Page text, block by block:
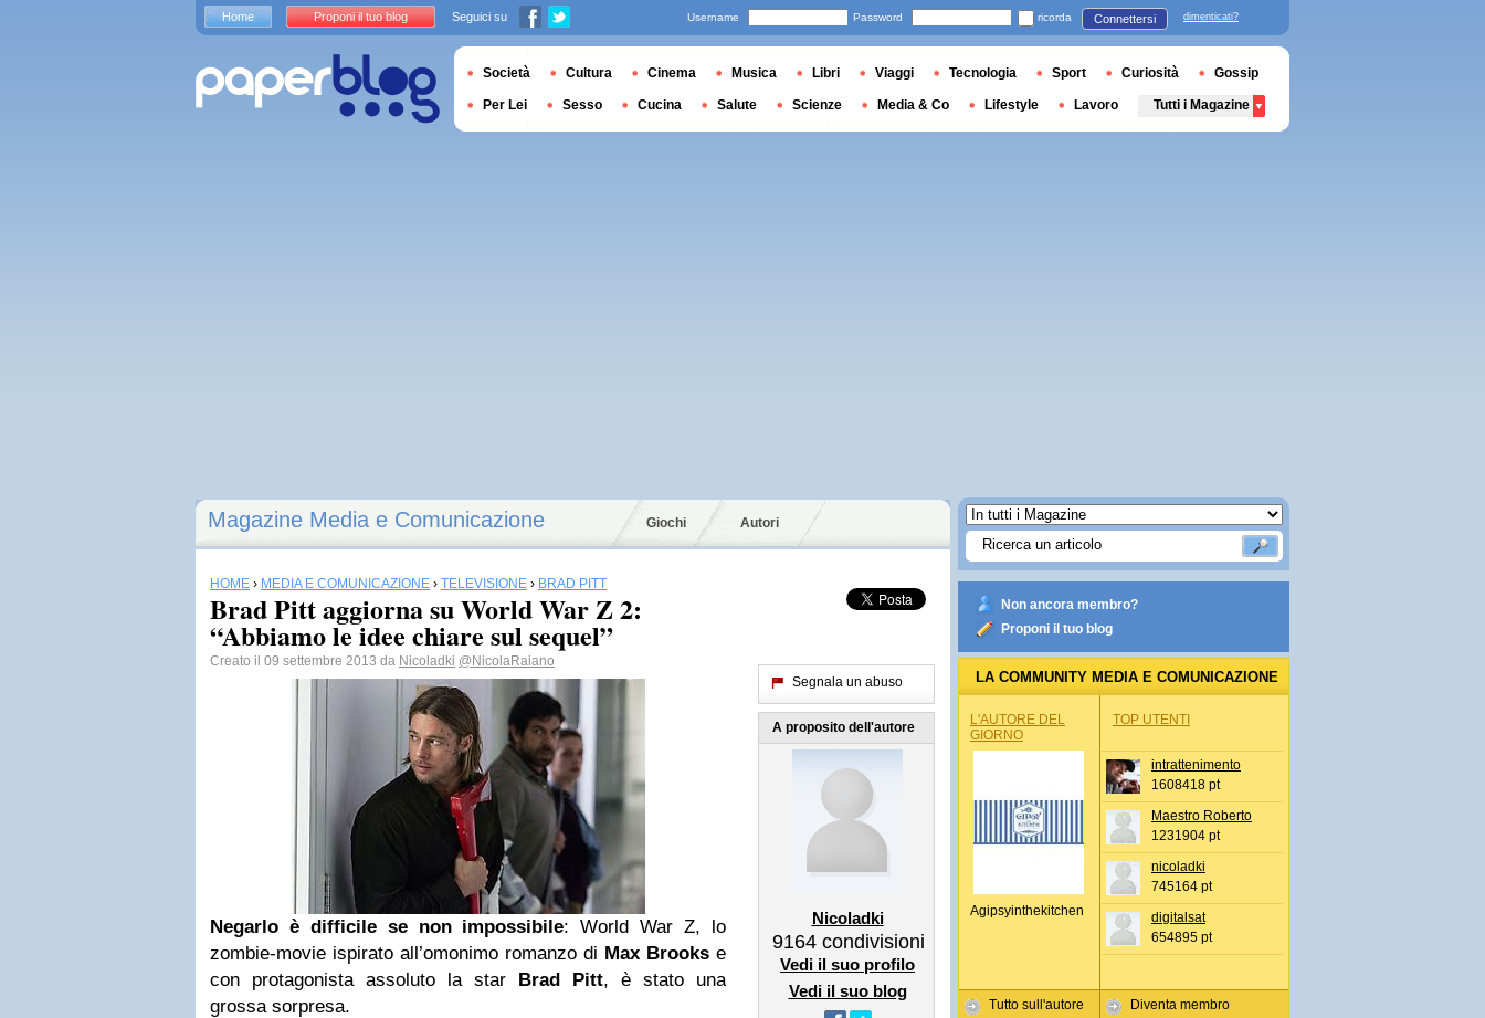
Magazine Media e Comunicazione Giochi Autori
HOME › MEDIA E COMUNICAZIONE › TELEVISIONE › BRAD PITT
Brad Pitt aggiorna su World War Z 2:
“Abbiamo le idee chiare sul sequel”
Creato il 09 settembre 2013 da Nicoladki @NicolaRaiano
Negarlo è difficile se non impossibile: World War Z, lo
zombie-movie ispirato all’omonimo romanzo di Max Brooks e
con protagonista assoluto la star Brad Pitt, è stato una
grossa sorpresa.
Segnala un abuso
A proposito dell'autore
Nicoladki
9164 condivisioni
Vedi il suo profilo
Vedi il suo blog
Non ancora membro?
Proponi il tuo blog
LA COMMUNITY MEDIA E COMUNICAZIONE
L'AUTORE DEL
GIORNO
Agipsyinthekitchen
Tutto sull'autore
TOP UTENTI
intrattenimento
1608418 pt
Maestro Roberto
1231904 pt
nicoladki
745164 pt
digitalsat
654895 pt
Diventa membro
Home Proponi il tuo blog Seguici su Username Password ricorda Connettersi dimenticati?
Società Cultura Cinema Musica Libri Viaggi Tecnologia Sport Curiosità Gossip
Per Lei Sesso Cucina Salute Scienze Media & Co Lifestyle Lavoro Tutti i Magazine